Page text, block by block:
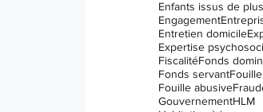
Engagement
Entretien domicile
Expertise
FiscalitéFonds
Fonds servantFouille
Fouille abusive
GouvernementHLM